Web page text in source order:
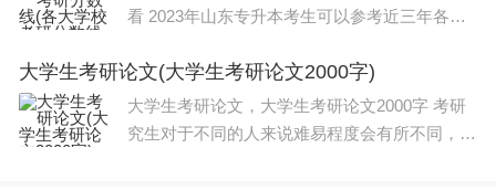
看 2023年山东专升本考生可以参考近三年各院
022年山东专升本各学校各专业最低投档分数
线。2022年山东省普通专升本投档分
大学生考研论文(大学生考研论文2000字)
大学生考研论文，大学生考研论文2000字 考研
究生对于不同的人来说难易程度会有所不同，但